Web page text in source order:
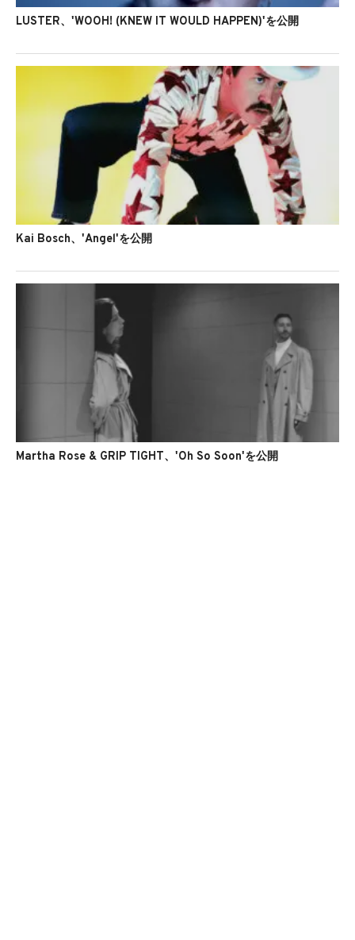
LUSTER、'WOOH! (KNEW IT WOULD HAPPEN)'を公開
Kai Bosch、'Angel'を公開
Martha Rose & GRIP TIGHT、'Oh So Soon'を公開